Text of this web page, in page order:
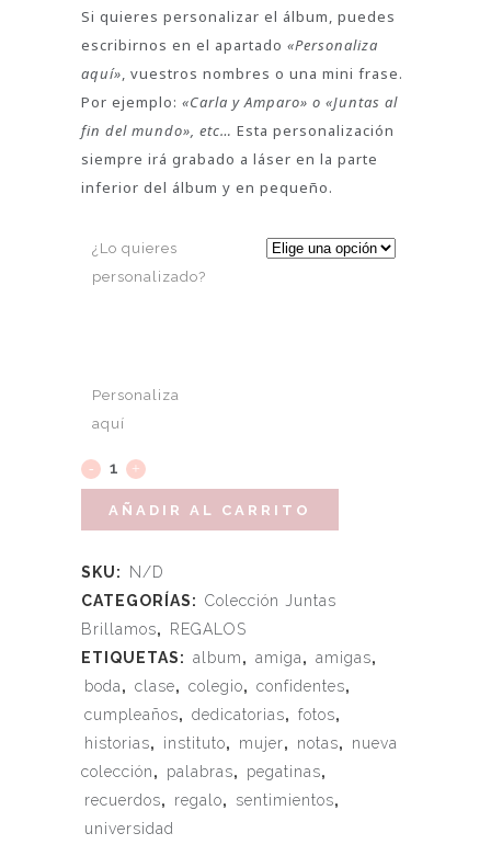
Si quieres personalizar el álbum, puedes
escribirnos en el apartado «Personaliza
aquí», vuestros nombres o una mini frase.
Por ejemplo: «Carla y Amparo» o «Juntas al
fin del mundo», etc… Esta personalización
siempre irá grabado a láser en la parte
inferior del álbum y en pequeño.
¿Lo quieres
personalizado?
Personaliza
aquí
AÑADIR AL CARRITO
SKU:
N/D
CATEGORÍAS: Colección Juntas
Brillamos,
REGALOS
ETIQUETAS: album, amiga, amigas,
boda, clase, colegio, confidentes,
cumpleaños, dedicatorias, fotos,
historias, instituto, mujer, notas,
nueva
colección, palabras, pegatinas,
recuerdos, regalo, sentimientos,
universidad